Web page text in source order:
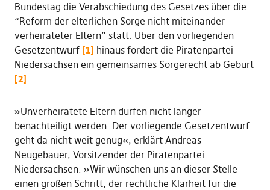
Bundestag die Verabschiedung des Gesetzes über die
“Reform der elterlichen Sorge nicht miteinander
verheirateter Eltern” statt. Über den vorliegenden
Gesetzentwurf [1] hinaus fordert die Piratenpartei
Niedersachsen ein gemeinsames Sorgerecht ab Geburt
[2].
»Unverheiratete Eltern dürfen nicht länger
benachteiligt werden. Der vorliegende Gesetzentwurf
geht da nicht weit genug«, erklärt Andreas
Neugebauer, Vorsitzender der Piratenpartei
Niedersachsen. »Wir wünschen uns an dieser Stelle
einen großen Schritt, der rechtliche Klarheit für die